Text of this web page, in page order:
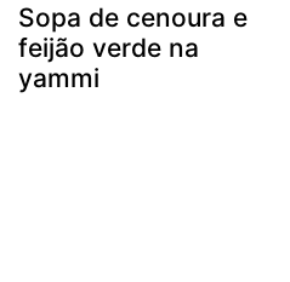
Sopa de cenoura e
feijão verde na
yammi